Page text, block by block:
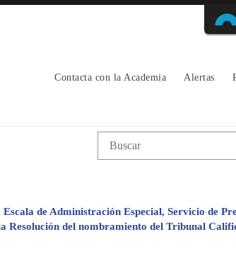
Contacta con la Academia Alertas
Búsqueda web
de Administración Especial, Servicio de
Resolución del nombramiento del Tribunal